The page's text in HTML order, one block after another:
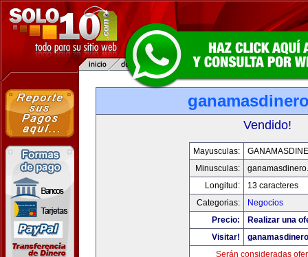
Vendido!
Mayusculas:
Minusculas:
Longitud:
13 caracteres
Categorias:
Negocios
Precio:
Realizar una
Visitar!
Serán consideradas